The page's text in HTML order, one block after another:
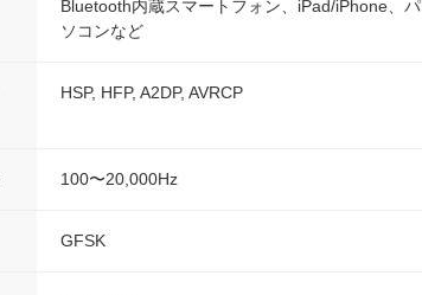
Bluetooth内蔵スマートフォン、iPad/iPhone、パ
ソコンなど
HSP, HFP, A2DP, AVRCP
100〜20,000Hz
GFSK